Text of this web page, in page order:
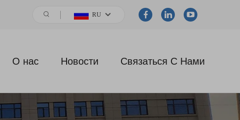
RU
О нас Новости Связаться С Нами